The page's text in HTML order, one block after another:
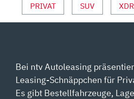
PRIVAT SUV
Bei ntv Autoleasing
Leasing-Schnäppchen für
Es gibt Bestellfahrzeuge,